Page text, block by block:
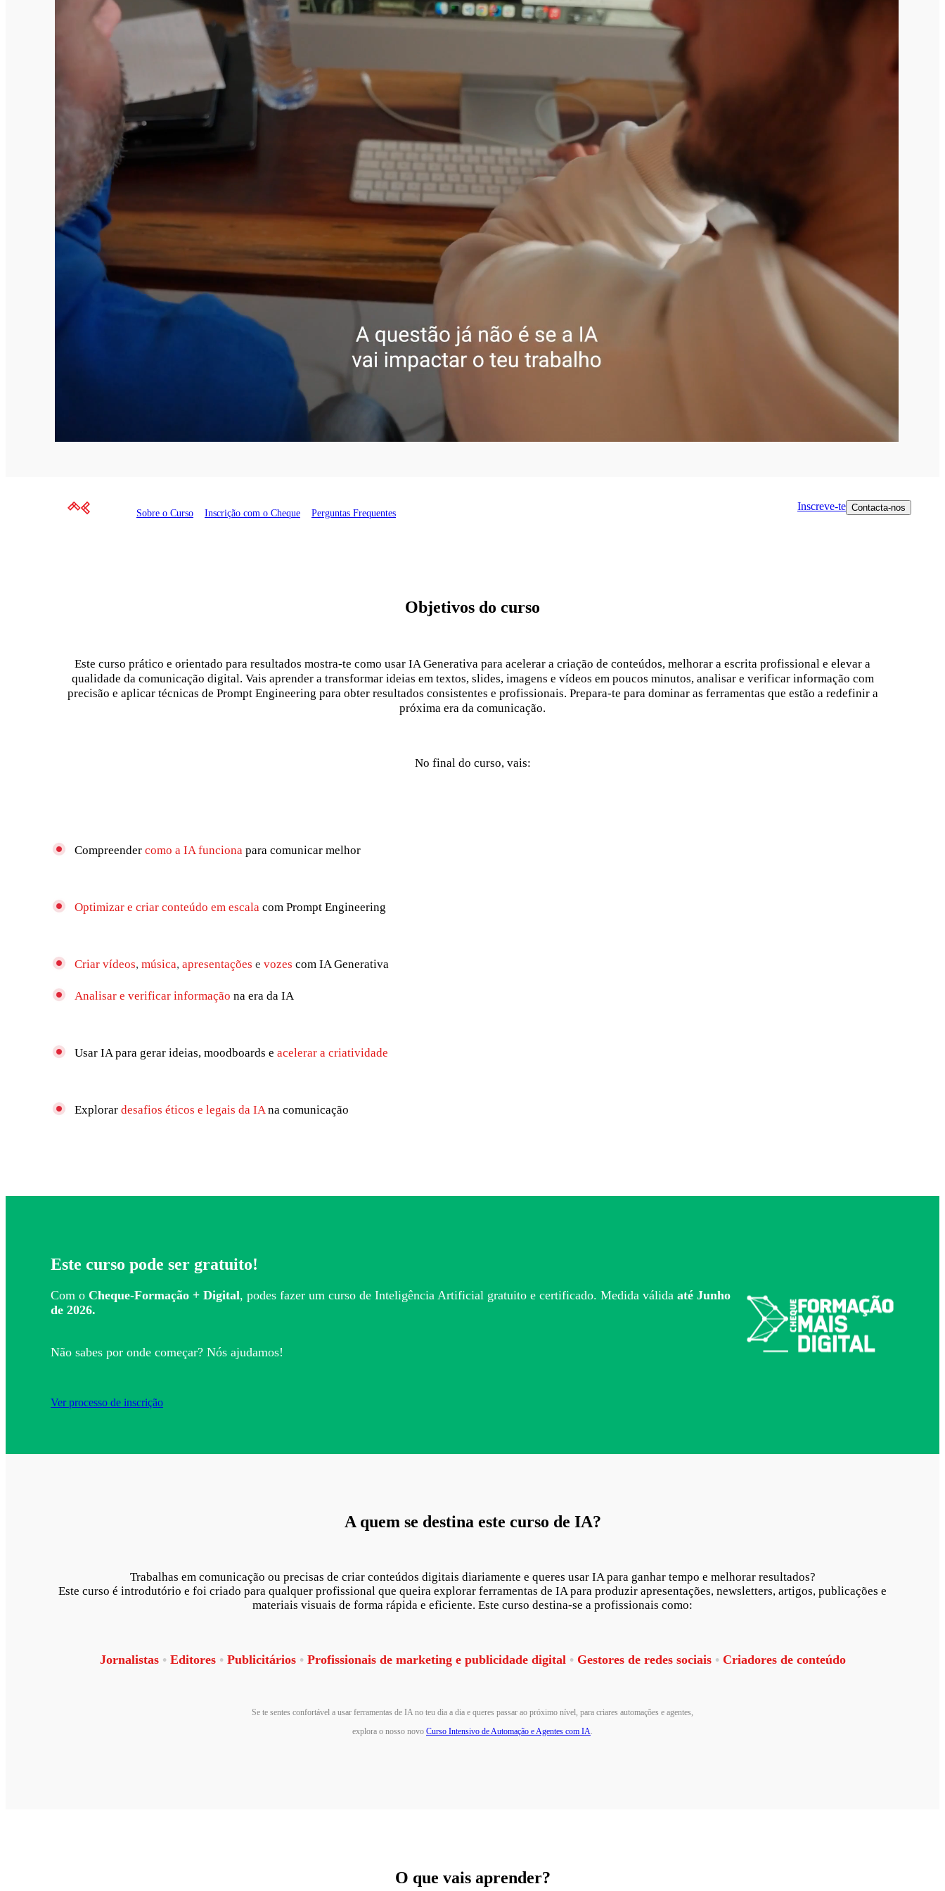
Sobre o Curso Inscrição com o Cheque Perguntas Frequentes
Inscreve-te Contacta-nos
Objetivos do curso
Este curso prático e orientado para resultados mostra-te como usar IA Generativa para acelerar a criação de conteúdos, melhorar a escrita profissional e elevar a
qualidade da comunicação digital. Vais aprender a transformar ideias em textos, slides, imagens e vídeos em poucos minutos, analisar e verificar informação com
precisão e aplicar técnicas de Prompt Engineering para obter resultados consistentes e profissionais. Prepara-te para dominar as ferramentas que estão a redefinir a
próxima era da comunicação.
No final do curso, vais:
Compreender como a IA funciona para comunicar melhor
Optimizar e criar conteúdo em escala com Prompt Engineering
Criar vídeos, música, apresentações e vozes com IA Generativa
Analisar e verificar informação na era da IA
Usar IA para gerar ideias, moodboards e acelerar a criatividade
Explorar desafios éticos e legais da IA na comunicação
Este curso pode ser gratuito!
Com o Cheque-Formação + Digital, podes fazer um curso de Inteligência Artificial gratuito e certificado. Medida válida até Junho
de 2026.
Não sabes por onde começar? Nós ajudamos!
Ver processo de inscrição
A quem se destina este curso de IA?
Trabalhas em comunicação ou precisas de criar conteúdos digitais diariamente e queres usar IA para ganhar tempo e melhorar resultados?
Este curso é introdutório e foi criado para qualquer profissional que queira explorar ferramentas de IA para produzir apresentações, newsletters, artigos, publicações e
materiais visuais de forma rápida e eficiente. Este curso destina-se a profissionais como:
Jornalistas •Editores •Publicitários •Profissionais de marketing e publicidade digital •Gestores de redes sociais •Criadores de conteúdo
Se te sentes confortável a usar ferramentas de IA no teu dia a dia e queres passar ao próximo nível, para criares automações e agentes,
explora o nosso novo Curso Intensivo de Automação e Agentes com IA.
O que vais aprender?